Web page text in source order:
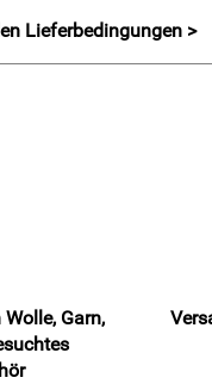
Lieferbedingungen >
Garn,